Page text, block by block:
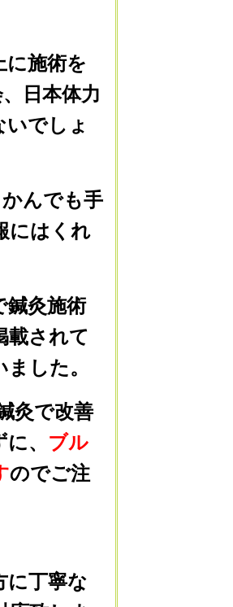
施術を
日本体力
でしょ
んでも手
にはくれ
灸施術
載されて
した。
灸で改善
、 ブル
のでご注
に丁寧な